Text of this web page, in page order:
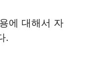
에 대해서 자
.